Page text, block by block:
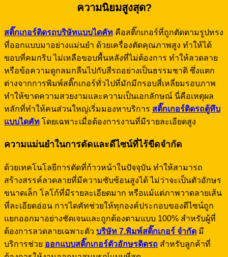
ความนิยมสูงสุด?
สติ๊กเกอร์ติดรถบริษัทแบบไดคัท คือสติ๊กเกอร์ที่ถูกตัดตามรูปทรง
ที่ออกแบบมาอย่างแม่นยำ ด้วยเครื่องตัดคุณภาพสูง ทำให้ได้
ขอบที่คมกริบ ไม่เหลือขอบพื้นหลังที่ไม่ต้องการ ทำให้ลวดลาย
หรือข้อความดูกลมกลืนไปกับสีรถอย่างเป็นธรรมชาติ ซึ่งแตก
ต่างจากการพิมพ์สติ๊กเกอร์ทั่วไปที่มักมีกรอบสี่เหลี่ยมรอบภาพ
ทำให้ขาดความสวยงามและความเป็นเอกลักษณ์ นี่คือเหตุผล
หลักที่ทำให้คนส่วนใหญ่เริ่มมองหาบริการ สติ๊กเกอร์ติดรถตู้ทึบ
แบบไดคัท โดยเฉพาะเมื่อต้องการงานที่มีรายละเอียดสูง
ความแม่นยำในการตัดและดีไซน์ที่ไร้ขีดจำกัด
ด้วยเทคโนโลยีการตัดที่ก้าวหน้าในปัจจุบัน ทำให้สามารถ
สร้างสรรค์ลวดลายที่มีความซับซ้อนสูงได้ ไม่ว่าจะเป็นตัวอักษร
ขนาดเล็ก โลโก้ที่มีรายละเอียดมาก หรือแม้แต่ภาพวาดลายเส้น
ที่ละเอียดอ่อน การไดคัทช่วยให้ทุกองค์ประกอบของดีไซน์ถูก
แยกออกมาอย่างชัดเจนและถูกต้องตามแบบ 100% สำหรับผู้ที่
ต้องการลวดลายเฉพาะตัว บริษัท 7.พิมพ์สติ๊กเกอร์ จำกัด มี
บริการช่วย ออกแบบสติ๊กเกอร์ตัวอักษรติดรถ สำหรับลูกค้าที่